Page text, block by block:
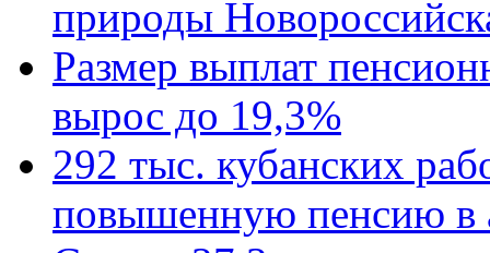
природы
Размер выплат
вырос до 19,3%
292 тыс. кубанских
повышенную пенсию в